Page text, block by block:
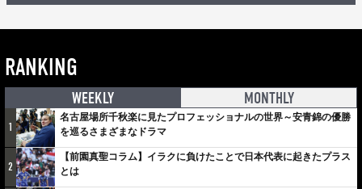
RANKING
WEEKLY MONTHLY
1
名古屋場所千秋楽に見たプロフェッショナルの世界～安青錦の優勝
を巡るさまざまなドラマ
2
【前園真聖コラム】イラクに負けたことで日本代表に起きたプラス
とは